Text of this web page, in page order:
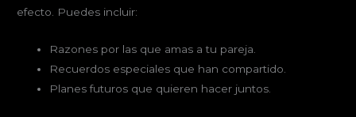
efecto. Puedes incluir:
Razones por las que amas a tu pareja.
Recuerdos especiales que han compartido.
Planes futuros que quieren hacer juntos.